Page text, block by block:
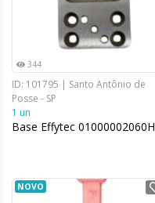
344
ID: 101795 | Santo Antônio de
Posse - SP
1 un
Base Effytec 01000002060H
NOVO